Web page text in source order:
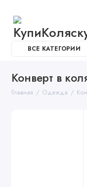
ВСЕ КАТЕГОРИИ
Конверт в
Главная Одежда